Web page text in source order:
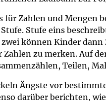
für Zahlen und
Stufe eins
können Kinder
zu merken. Auf
Teilen,
Ängste vor
darüber berichten,